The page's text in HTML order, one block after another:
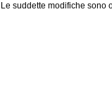
Le suddette modifiche sono